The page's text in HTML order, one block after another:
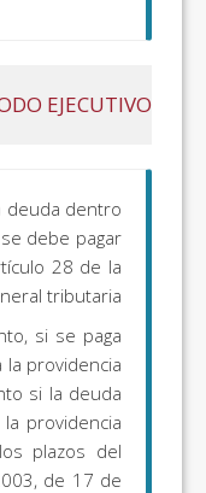
EJECUTIVO
deuda dentro
debe pagar
28 de la
tributaria.
si se paga
providencia
si la deuda
providencia
plazos del
de 17 de